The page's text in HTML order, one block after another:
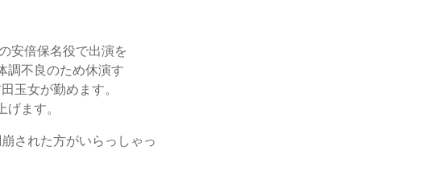
安倍保名役で出演を
調不良のため休演す
玉女が勤めます。
ます。
された方がいらっしゃっ